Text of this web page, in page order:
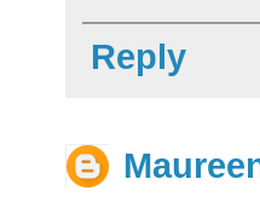
Reply